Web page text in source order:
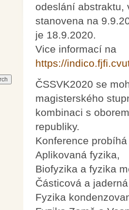
odeslání abstraktu,
stanovena na
je 18.9.2020.
Vice informací na
https://
ČSSVK2020 se
magisterského
kombinaci s
republiky.
Konference
Aplikovaná fyzika,
Biofyzika a fyzika
Částicová a
Fyzika